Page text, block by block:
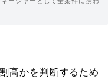
高かを判断するため